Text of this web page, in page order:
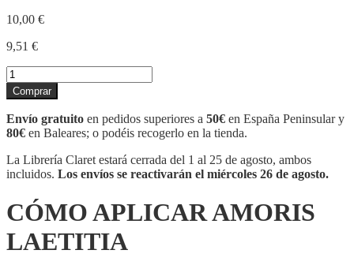
10,00 €
9,51 €
CÓMO
APLICAR
AMORIS
LAETITIA
cantidad
Comprar
Envío gratuito en pedidos superiores a 50€ en España Peninsular y
80€ en Baleares; o podéis recogerlo en la tienda.
La Librería Claret estará cerrada del 1 al 25 de agosto, ambos
incluidos. Los envíos se reactivarán el miércoles 26 de agosto.
CÓMO APLICAR AMORIS
LAETITIA